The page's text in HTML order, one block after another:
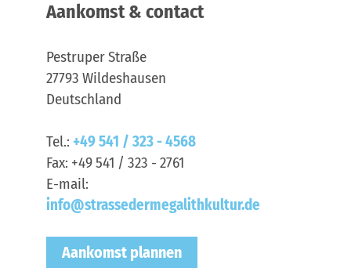
Aankomst & contact
Pestruper Straße
27793 Wildeshausen
Deutschland
Tel.: +49 541 / 323 - 4568
Fax: +49 541 / 323 - 2761
E-mail:
info@strassedermegalithkultur.de
Aankomst plannen